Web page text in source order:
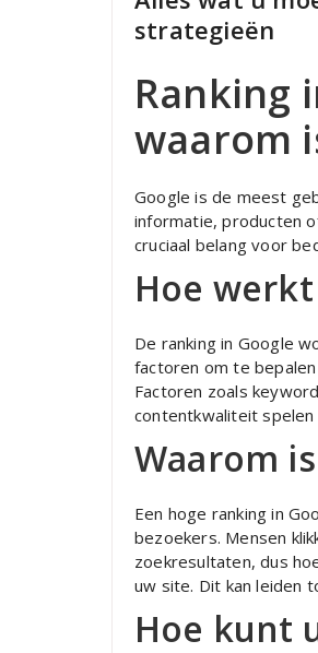
strategieën
Ranking
waarom
Google is de meest
informatie, producten
cruciaal belang voor
Hoe
De ranking in Google
factoren om te
Factoren zoals
contentkwaliteit spelen
Waarom
Een hoge ranking in
bezoekers. Mensen
zoekresultaten, dus
uw site. Dit kan leiden
Hoe kunt